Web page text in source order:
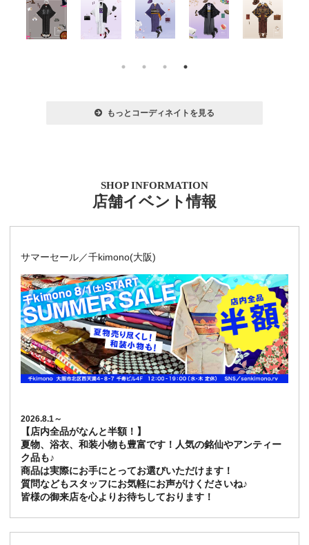
もっとコーディネイトを見る
SHOP INFORMATION
店舗イベント情報
サマーセール／千kimono(大阪)
2026.8.1～
【店内全品がなんと半額！】
夏物、浴衣、和装小物も豊富です！人気の銘仙やアンティー
ク品も♪
商品は実際にお手にとってお選びいただけます！
質問などもスタッフにお気軽にお声がけくださいね♪
皆様の御来店を心よりお待ちしております！